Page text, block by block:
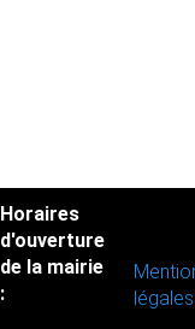
Horaires
d'ouverture
de la mairie
:
légales